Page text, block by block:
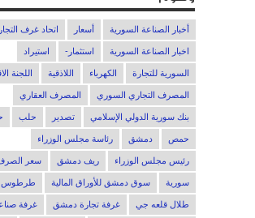
أخبار الصناعة السورية أسعار اتحاد غرف
اخبار الصناعة السورية استثمار- استيراد
السورية للتجارة الكهرباء اللاذقية اللجنة
المصرف التجاري السوري المصرف العقاري
بنك سورية الدولي الإسلامي تصدير حلب
حمص دمشق رئاسة مجلس الوزراء
رئيس مجلس الوزراء ريف دمشق سعر
سورية سوق دمشق للأوراق المالية طرطوس
طلال قلعه جي غرفة تجارة دمشق غرفة